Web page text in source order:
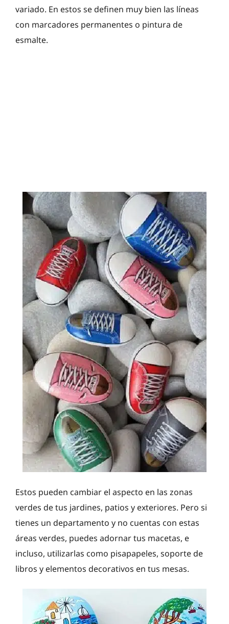
variado. En estos se definen muy bien las líneas
con marcadores permanentes o pintura de
esmalte.
Estos pueden cambiar el aspecto en las zonas
verdes de tus jardines, patios y exteriores. Pero si
tienes un departamento y no cuentas con estas
áreas verdes, puedes adornar tus macetas, e
incluso, utilizarlas como pisapapeles, soporte de
libros y elementos decorativos en tus mesas.